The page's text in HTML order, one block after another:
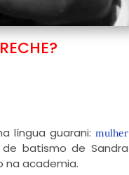
língua guarani:mulher
batismo de Sandra
na academia.